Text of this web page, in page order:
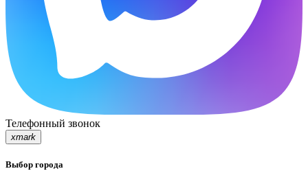
Телефонный звонок
xmark
Выбор города